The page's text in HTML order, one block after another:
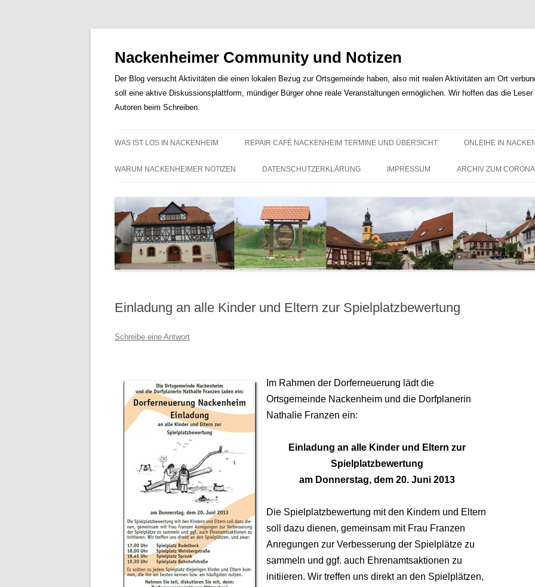
Nackenheimer Community und Notizen
Der Blog versucht Aktivitäten die einen lokalen Bezug zur Ortsgemeinde haben, also mit realen Aktivitäten am Ort
soll eine aktive Diskussionsplattform, mündiger Bürger ohne reale Veranstaltungen ermöglichen. Wir hoffen das die
Autoren beim Schreiben.
Inhalt
WAS IST LOS IN NACKENHEIM REPAIR CAFÉ NACKENHEIM TERMINE UND ÜBERSICHT ONLEIHE IN
WARUM NACKENHEIMER NOTIZEN DATENSCHUTZERKLÄRUNG IMPRESSUM ARCHIV ZUM
Einladung an alle Kinder und Eltern zur Spielplatzbewertung
Schreibe eine Antwort
Im Rahmen der Dorferneuerung lädt die
Ortsgemeinde Nackenheim und die Dorfplanerin
Nathalie Franzen ein:
Einladung an alle Kinder und Eltern zur
Spielplatzbewertung
am Donnerstag, dem 20. Juni 2013
Die Spielplatzbewertung mit den Kindern und Eltern
soll dazu dienen, gemeinsam mit Frau Franzen
Anregungen zur Verbesserung der Spielplätze zu
sammeln und ggf. auch Ehrenamtsaktionen zu
initiieren. Wir treffen uns direkt an den Spielplätzen,